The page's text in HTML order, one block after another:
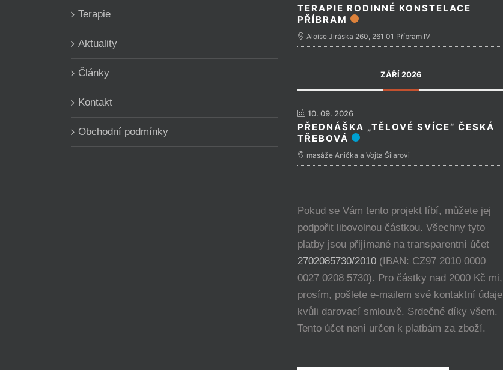
Terapie
Aktuality
Články
Kontakt
Obchodní podmínky
TERAPIE RODINNÉ KONSTELACE
PŘÍBRAM
Aloise Jiráska 260, 261 01 Příbram IV
ZÁŘÍ 2026
10. 09. 2026
PŘEDNÁŠKA „TĚLOVÉ SVÍCE“ ČESKÁ
TŘEBOVÁ
masáže Anička a Vojta Šilarovi
Pokud se Vám tento projekt líbí, můžete jej
podpořit libovolnou částkou. Všechny tyto
platby jsou přijímané na transparentní účet
2702085730/2010(IBAN: CZ97 2010 0000
0027 0208 5730). Pro částky nad 2000 Kč mi,
prosím, pošlete e-mailem své kontaktní údaje
kvůli darovací smlouvě. Srdečné díky všem.
Tento účet není určen k platbám za zboží.